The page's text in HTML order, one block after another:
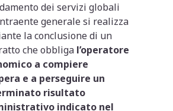
dei servizi globali
generale si realizza
la conclusione di un
che obbliga l’operatore
a compiere
e a perseguire un
risultato
indicato nel